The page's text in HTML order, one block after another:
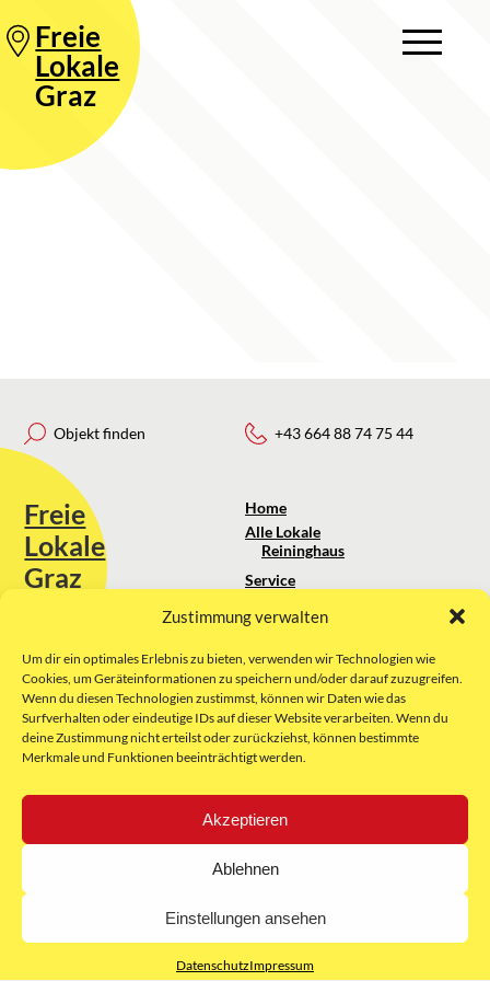
Zustimmung verwalten
Um dir ein optimales Erlebnis zu bieten, verwenden wir Technologien wie
Cookies, um Geräteinformationen zu speichern und/oder darauf zuzugreifen.
Wenn du diesen Technologien zustimmst, können wir Daten wie das
Surfverhalten oder eindeutige IDs auf dieser Website verarbeiten. Wenn du
deine Zustimmung nicht erteilst oder zurückziehst, können bestimmte
Merkmale und Funktionen beeinträchtigt werden.
Akzeptieren
Ablehnen
Einstellungen ansehen
DatenschutzImpressum
Freie
Lokale
Graz
Objekt finden
Freie
Lokale
Graz
Sie erreichen uns unter:
kontakt@freielokale-graz.at
Website by Rubikon Werbeagentur
GmbH
+43 664 88 74 75 44
Home
Alle Lokale
Reininghaus
Service
Über uns
Impressum
AGB
Datenschutz
E-Mail